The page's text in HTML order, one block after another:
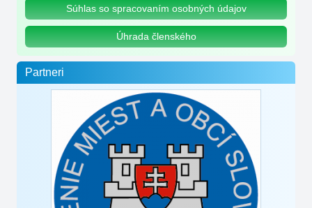
Súhlas so spracovaním osobných údajov
Úhrada členského
Partneri